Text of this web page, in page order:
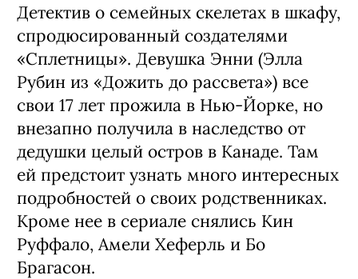
Детектив о семейных скелетах в шкафу,
спродюсированный создателями
«Сплетницы». Девушка Энни (Элла
Рубин из «Дожить до рассвета») все
свои 17 лет прожила в Нью-Йорке, но
внезапно получила в наследство от
дедушки целый остров в Канаде. Там
ей предстоит узнать много интересных
подробностей о своих родственниках.
Кроме нее в сериале снялись Кин
Руффало, Амели Хеферль и Бо
Брагасон.